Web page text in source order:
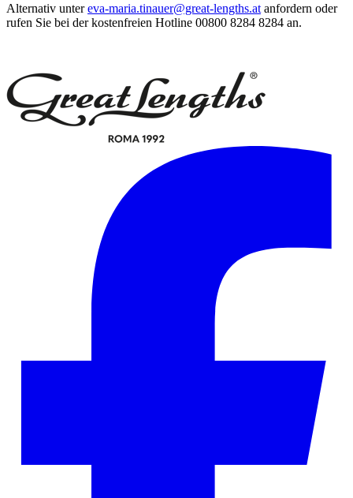
Alternativ untereva-maria.tinauer@great-lengths.at anfordern oder
rufen Sie bei der kostenfreien Hotline 00800 8284 8284 an.